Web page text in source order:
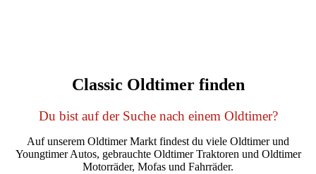
Classic Oldtimer finden
Du bist auf der Suche nach einem Oldtimer?
Auf unserem Oldtimer Markt findest du viele Oldtimer und
Youngtimer Autos, gebrauchte Oldtimer Traktoren und Oldtimer
Motorräder, Mofas und Fahrräder.